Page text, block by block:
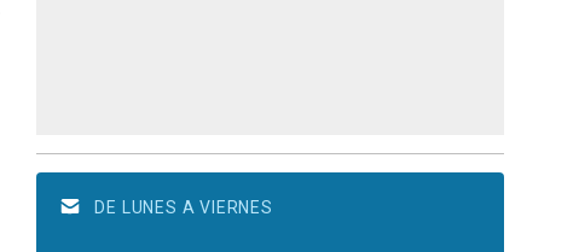
DE LUNES A VIERNES